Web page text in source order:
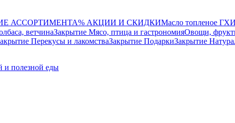
АССОРТИМЕНТА% АКЦИИ И СКИДКИМасло топленое ГХИ
ветчинаЗакрытие Мясо, птица и гастрономияОвощи,
Перекусы и лакомстваЗакрытие ПодаркиЗакрытие